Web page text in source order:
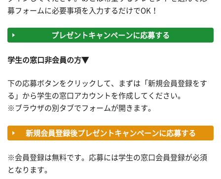
募フォームに必要事項を入力するだけでOK！
プレゼントキャンペーンに応募する
学生の窓口非会員の方▼
下の応募ボタンをクリックして、まずは「新規会員登録をす
る」から学生の窓口アカウントを作成してください。
※ブラウザの別タブでフォームが開きます。
新規会員登録後プレゼントキャンペーンに応募する
※会員登録は無料です。応募には学生の窓口会員登録が必須
となります。